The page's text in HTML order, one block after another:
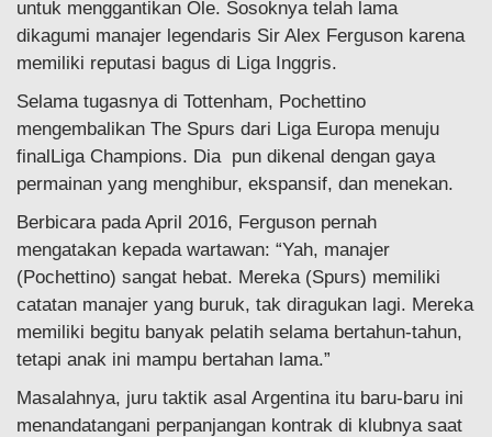
untuk menggantikan Ole. Sosoknya telah lama
dikagumi manajer legendaris Sir Alex Ferguson karena
memiliki reputasi bagus di Liga Inggris.
Selama tugasnya di Tottenham, Pochettino
mengembalikan The Spurs dari Liga Europa menuju
finalLiga Champions. Dia pun dikenal dengan gaya
permainan yang menghibur, ekspansif, dan menekan.
Berbicara pada April 2016, Ferguson pernah
mengatakan kepada wartawan: “Yah, manajer
(Pochettino) sangat hebat. Mereka (Spurs) memiliki
catatan manajer yang buruk, tak diragukan lagi. Mereka
memiliki begitu banyak pelatih selama bertahun-tahun,
tetapi anak ini mampu bertahan lama.”
Masalahnya, juru taktik asal Argentina itu baru-baru ini
menandatangani perpanjangan kontrak di klubnya saat